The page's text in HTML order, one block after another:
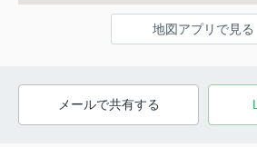
地図アプリで見る
メールで共有する